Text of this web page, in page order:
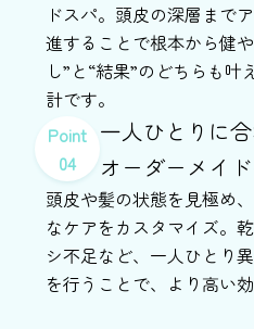
ドスパ。頭皮の深層まで
進することで根本から健
し”と“結果”のどちらも
計です。
Point
04
一人ひとりに
オーダーメイ
頭皮や髪の状態を見極め
なケアをカスタマイズ。
シ不足など、一人ひとり
を行うことで、より高い